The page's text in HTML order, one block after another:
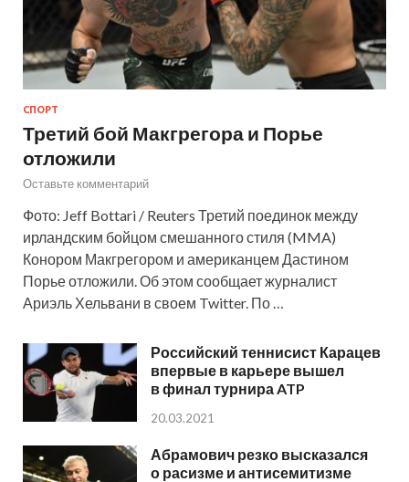
СПОРТ
Третий бой Макгрегора и Порье
отложили
Оставьте комментарий
Фото: Jeff Bottari / Reuters Третий поединок между
ирландским бойцом смешанного стиля (MMA)
Конором Макгрегором и американцем Дастином
Порье отложили. Об этом сообщает журналист
Ариэль Хельвани в своем Twitter. По …
Российский теннисист Карацев
впервые в карьере вышел
в финал турнира ATP
20.03.2021
Абрамович резко высказался
о расизме и антисемитизме